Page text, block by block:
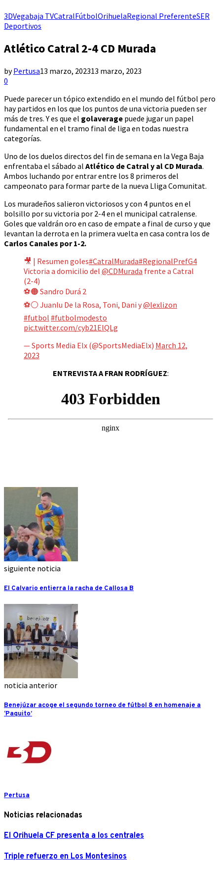
3DVegabaja TVCatralFútbolOrihuelaRegional PreferenteSER
Deportivos
Atlético Catral 2-4 CD Murada
byPertusa13 marzo, 202313 marzo, 2023
0
Puede parecer un tópico extendido en el mundo del fútbol pero
hay partidos en los que los puntos de una victoria pueden ser
más de tres. Y es que el golaverage puede jugar un papel
fundamental en el tramo final de liga en todas nuestra
categorías.
Uno de los duelos directos del fin de semana en la Vega Baja
enfrentaba el sábado al Atlético de Catral y al CD Murada.
Ambos luchando por entrar entre los 8 primeros del
campeonato para formar parte de la nueva Lliga Comunitat.
Los muradeños salieron victoriosos y con 4 puntos en el
bolsillo por su victoria por 2-4 en el municipal catralense.
Goles que valdrán oro en caso de empate a final de curso y que
levantan la derrota en la primera vuelta en casa contra los de
Carlos Canales por 1-2.
🎥 | Resumen goles#CatralMurada#RegionalPrefG4
Victoria a domicilio del @CDMurada frente a Catral
(2-4)
⚽🟠 Sandro Durá 2
⚽⚪ Juanlu De la Rosa, Toni, Dani y@lexlizon
#futbol #futbolmodesto
pic.twitter.com/cyb21ElQLg
— Sports Media Elx (@SportsMediaElx) March 12,
2023
ENTREVISTA A FRAN RODRÍGUEZ:
siguiente noticia
El Calvario entierra la racha de Callosa B
noticia anterior
Benejúzar acoge el segundo torneo de fútbol 8 en homenaje a
‘Paquito’
Pertusa
Noticias relacionadas
El Orihuela CF presenta a los centrales
Triple refuerzo en Los Montesinos